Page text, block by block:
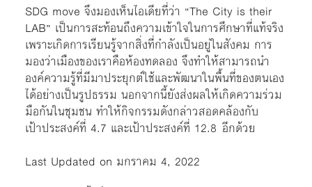
SDG move จึงมองเห็นไอเดียที่ว่า “The City is their
LAB” เป็นการสะท้อนถึงความเข้าใจในการศึกษาที่แท้จริง
เพราะเกิดการเรียนรู้จากสิ่งที่กำลังเป็นอยู่ในสังคม การ
มองว่าเมืองของเราคือห้องทดลอง จึงทำให้สามารถนำ
องค์ความรู้ที่มีมาประยุกต์ใช้และพัฒนาในพื้นที่ของตนเอง
ได้อย่างเป็นรูปธรรม นอกจากนี้ยังส่งผลให้เกิดความร่วม
มือกันในชุมชน ทำให้กิจกรรมดังกล่าวสอดคล้องกับ
เป้าประสงค์ที่ 4.7 และเป้าประสงค์ที่ 12.8 อีกด้วย
Last Updated on มกราคม 4, 2022